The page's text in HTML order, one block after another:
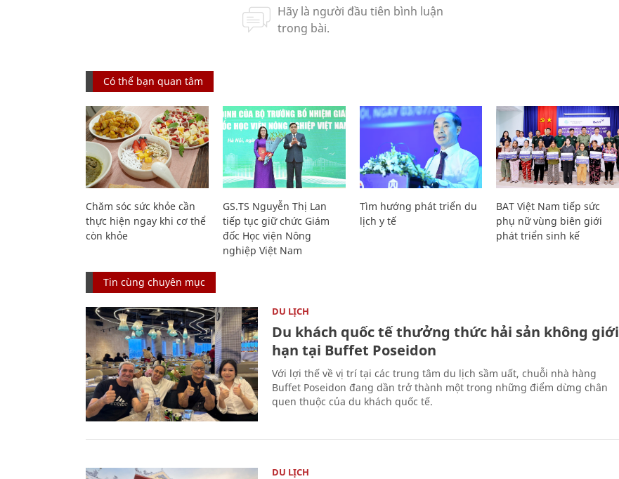
Có thể bạn quan tâm
Chăm sóc sức khỏe cần
thực hiện ngay khi cơ thể
còn khỏe
GS.TS Nguyễn Thị Lan
tiếp tục giữ chức Giám
đốc Học viện Nông
nghiệp Việt Nam
Tìm hướng phát triển du
lịch y tế
BAT Việt Nam tiếp sức
phụ nữ vùng biên giới
phát triển sinh kế
Tin cùng chuyên mục
DU LỊCH
Du khách quốc tế thưởng thức hải sản không giới
hạn tại Buffet Poseidon
Với lợi thế về vị trí tại các trung tâm du lịch sầm uất, chuỗi nhà hàng
Buffet Poseidon đang dần trở thành một trong những điểm dừng chân
quen thuộc của du khách quốc tế.
DU LỊCH